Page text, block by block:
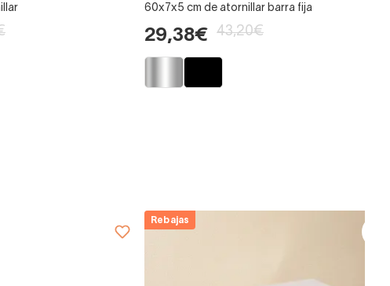
60x7x5 cm de atornillar barra fija
29,38€ 43,20€
Rebajas